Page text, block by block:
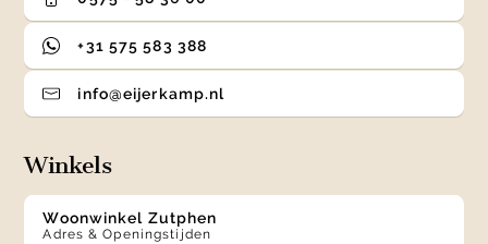
+31 575 583 388
info@eijerkamp.nl
Winkels
Woonwinkel Zutphen
Adres & Openingstijden